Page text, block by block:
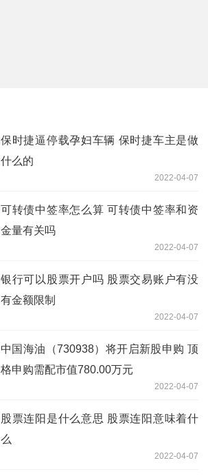
保时捷逼停载孕妇车辆 保时捷车主是做
什么的
2022-04-07
可转债中签率怎么算 可转债中签率和资
金量有关吗
2022-04-07
银行可以股票开户吗 股票交易账户有没
有金额限制
2022-04-07
中国海油（730938）将开启新股申购 顶
格申购需配市值780.00万元
2022-04-07
股票连阳是什么意思 股票连阳意味着什
么
2022-04-07